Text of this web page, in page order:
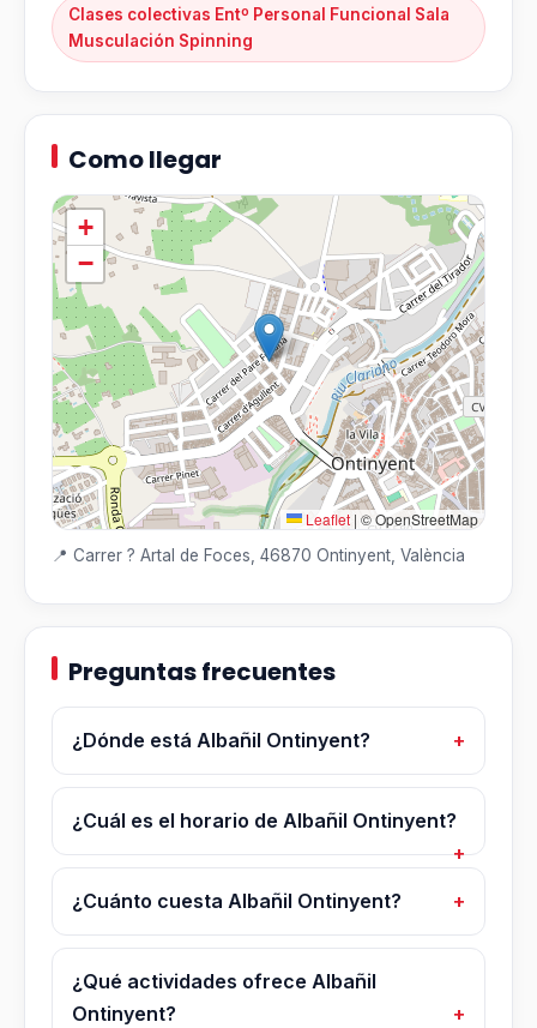
Clases colectivas Entº Personal Funcional Sala
Musculación Spinning
Como llegar
+
−
Leaflet | © OpenStreetMap
📍 Carrer ? Artal de Foces, 46870 Ontinyent, València
Preguntas frecuentes
¿Dónde está Albañil Ontinyent?
¿Cuál es el horario de Albañil Ontinyent?
¿Cuánto cuesta Albañil Ontinyent?
¿Qué actividades ofrece Albañil
Ontinyent?